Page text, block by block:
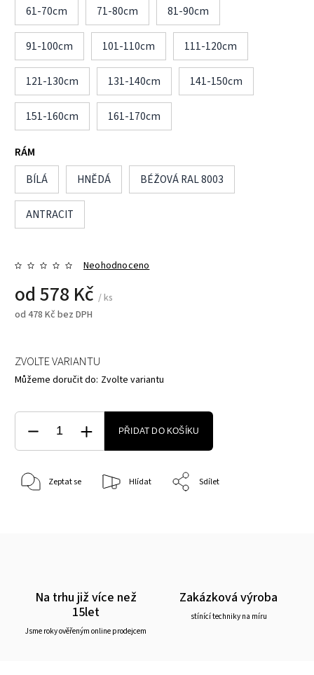
61-70cm 71-80cm 81-90cm
91-100cm 101-110cm 111-120cm
121-130cm 131-140cm 141-150cm
151-160cm 161-170cm
RÁM
BÍLÁ
HNĚDÁ BÉŽOVÁ RAL 8003
ANTRACIT
Neohodnoceno
od 578 Kč / ks
od 478 Kč bez DPH
ZVOLTE VARIANTU
Můžeme doručit do: Zvolte variantu
PŘIDAT DO KOŠÍKU
Zeptat se Hlídat Sdílet
Na trhu již více než
15let
Jsme roky ověřeným online prodejcem
Zakázková výroba
stínící techniky na míru